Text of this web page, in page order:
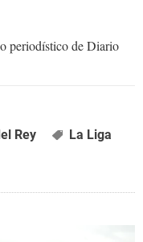
periodístico de Diario
Rey
La Liga